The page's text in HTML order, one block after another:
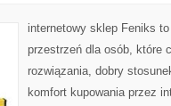
internetowy sklep Feniks
przestrzeń dla osób, które
rozwiązania, dobry
komfort kupowania przez